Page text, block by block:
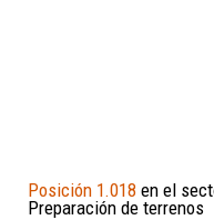
Posición 1.018 en el
Preparación de terrenos